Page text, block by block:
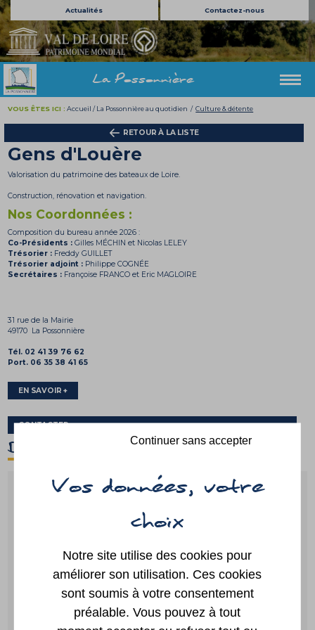
Actualités Contactez-nous
La Possonnière
VOUS ÊTES ICI : Accueil /La Possonnière au quotidien /Culture & détente
RETOUR À LA LISTE
Gens d'Louère
Valorisation du patrimoine des bateaux de Loire.
Construction, rénovation et navigation.
Nos Coordonnées :
Composition du bureau année2026 :
Co-Présidents : Gilles MÉCHIN et Nicolas LELEY
Trésorier : Freddy GUILLET
Trésorier adjoint : Philippe COGNÉE
Secrétaires : Françoise FRANCO et Eric MAGLOIRE
31 rue de la Mairie
49170 La Possonnière
Tél. 02 41 39 76 62
Port. 06 35 38 41 65
EN SAVOIR +
CONTACTER
D'un clic
Portail
famille
Annuaire
Notre site utilise des cookies pour
améliorer son utilisation. Ces cookies
sont soumis à votre consentement
préalable. Vous pouvez à tout
Continuer sans accepter